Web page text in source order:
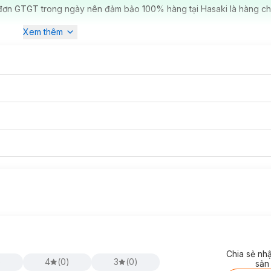
GTGT trong ngày nên đảm bảo 100% hàng tại Hasaki là hàng
Xem thêm
4 (0) 3 (0)
Chia sẻ